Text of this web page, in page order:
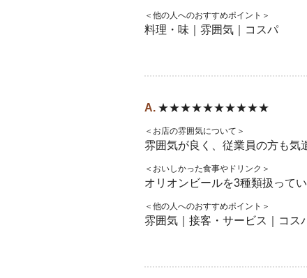
＜他の人へのおすすめポイント＞
料理・味｜雰囲気｜コスパ
★★★★★★★★★★
＜お店の雰囲気について＞
雰囲気が良く、従業員の方も気
＜おいしかった食事やドリンク＞
オリオンビールを3種類扱って
＜他の人へのおすすめポイント＞
雰囲気｜接客・サービス｜コス